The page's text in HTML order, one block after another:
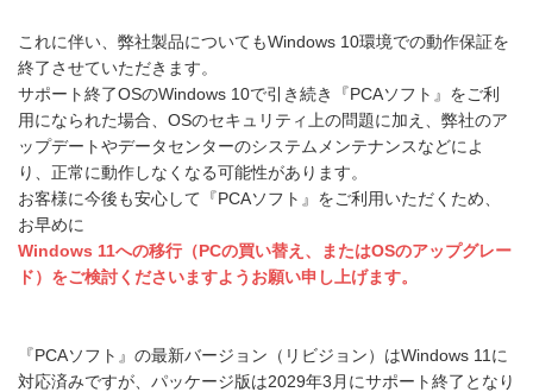
これに伴い、弊社製品についてもWindows 10環境での動作保証を
終了させていただきます。
サポート終了OSのWindows 10で引き続き『PCAソフト』をご利
用になられた場合、OSのセキュリティ上の問題に加え、弊社のア
ップデートやデータセンターのシステムメンテナンスなどによ
り、正常に動作しなくなる可能性があります。
お客様に今後も安心して『PCAソフト』をご利用いただくため、
お早めに
Windows 11への移行（PCの買い替え、またはOSのアップグレー
ド）をご検討くださいますようお願い申し上げます。
『PCAソフト』の最新バージョン（リビジョン）はWindows 11に
対応済みですが、パッケージ版は2029年3月にサポート終了となり